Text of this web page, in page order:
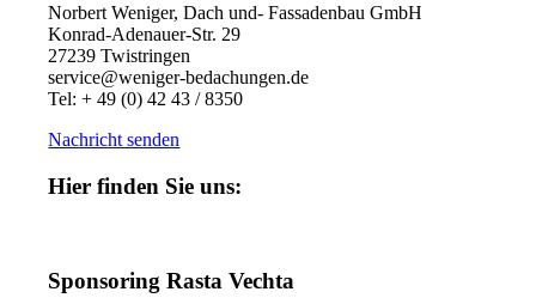
Norbert Weniger, Dach und- Fassadenbau GmbH
Konrad-Adenauer-Str. 29
27239 Twistringen
service@weniger-bedachungen.de
Tel: + 49 (0) 42 43 / 8350
Nachricht senden
Hier finden Sie uns:
Sponsoring Rasta Vechta